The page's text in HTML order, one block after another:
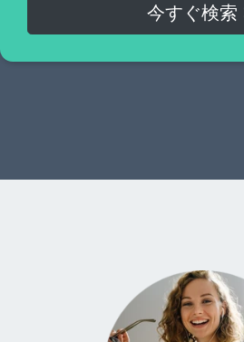
今すぐ検索